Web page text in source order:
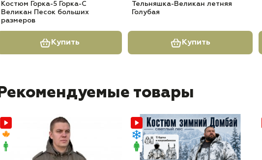
Костюм Горка-5 Горка-С
Великан Песок больших
размеров
Купить
Тельняшка-Великан летняя
Голубая
Купить
Рекомендуемые товары